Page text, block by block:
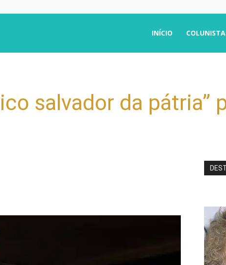
INÍCIO
salvador da pátria”